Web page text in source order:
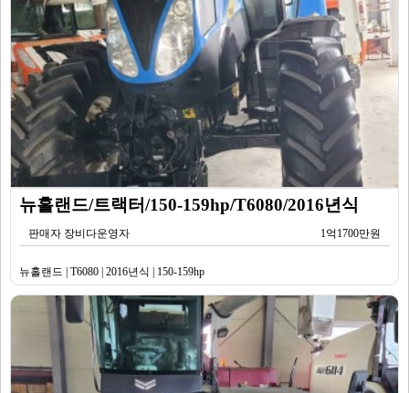
뉴홀랜드/트랙터/150-159hp/T6080/2016년식
판매자 장비다운영자 1억1700만원
뉴홀랜드 | T6080 | 2016년식 | 150-159hp